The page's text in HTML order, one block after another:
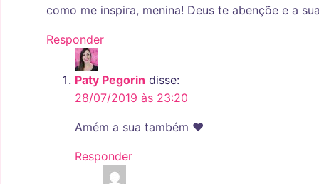
como me inspira, menina! Deus te abençõe e a
Responder
Paty Pegorin disse:
28/07/2019 às 23:20
Amém a sua também ♥
Responder